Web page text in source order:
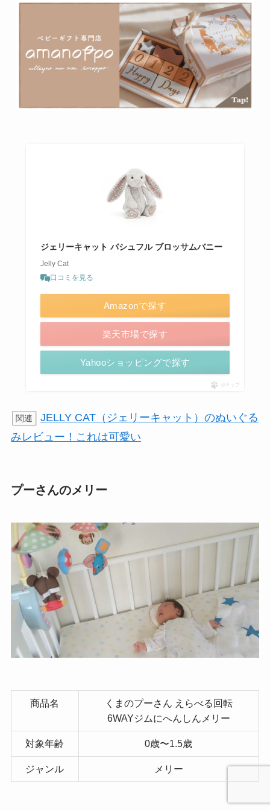
ジェリーキャット バシュフル ブロッサムバニー
Jelly Cat
口コミを見る
Amazonで探す
楽天市場で探す
Yahooショッピングで探す
ポチップ
関連
JELLY CAT（ジェリーキャット）のぬいぐる
みレビュー！これは可愛い
プーさんのメリー
商品名
くまのプーさん えらべる回転
6WAYジムにへんしんメリー
対象年齢 0歳〜1.5歳
ジャンル メリー